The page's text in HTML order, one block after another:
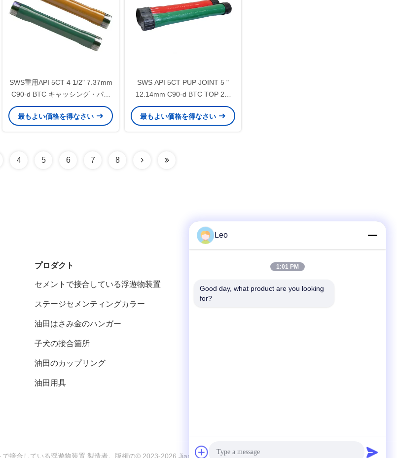
SWS重用API 5CT 4 1/2" 7.37mm
C90-d BTC キャッシング・パッ
プ・ジョイント
最もよい価格を得なさい
SWS API 5CT PUP JOINT 5 "
12.14mm C90-d BTC TOP 2M
PIN X BOX オイル&ガス井戸セメ
ントの1年間の保証
最もよい価格を得なさい
4 5 6 7 8
プロダクト
セメントで接合している浮遊物装置
ステージセメンティングカラー
油田はさみ金のハンガー
子犬の接合箇所
油田のカップリング
油田用具
クイックコンタクト
電話
で接合している浮遊物装置 製造者。版権の© 2023-2026 Jiangsu Service Petroleum Technology Co., Ltd . 複製権所有。
Leo
1:01 PM
Good day, what product are you looking
for?